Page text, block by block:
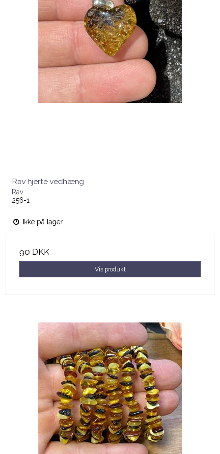
Rav hjerte vedhæng
Rav
256-1
Ikke på lager
90 DKK
Vis produkt